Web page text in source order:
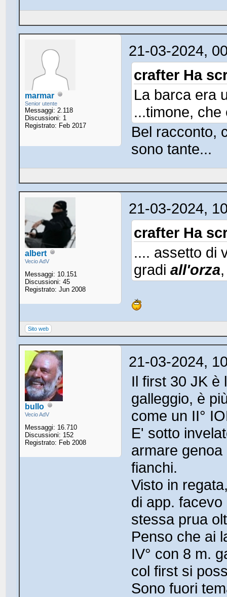
marmar
Senior utente
Messaggi: 2.118
Discussioni: 1
Registrato: Feb 2017
21-03-2024,
crafter Ha
La barca era
...timone,
Bel racconto,
sono tante...
albert
Vecio AdV
Messaggi: 10.151
Discussioni: 45
Registrato: Jun 2008
21-03-2024,
crafter Ha
.... assetto di
gradiall'orza
Sito web
bullo
Vecio AdV
Messaggi: 16.710
Discussioni: 152
Registrato: Feb 2008
21-03-2024,
Il first 30 JK è
galleggio, è
come un II°
E' sotto
armare
fianchi.
Visto in
di app.
stessa prua
Penso che ai
IV° con 8 m.
col first si
Sono fuori